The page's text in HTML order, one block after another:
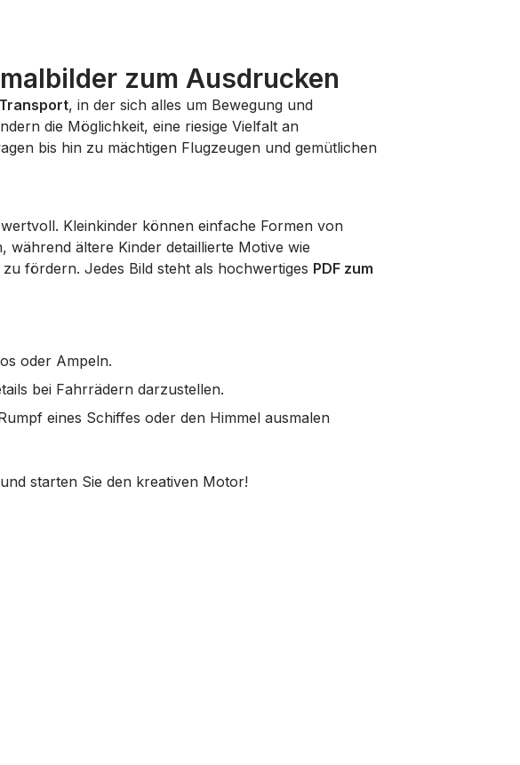
zum Ausdrucken
Transport, in der sich alles um Bewegung und
die Möglichkeit, eine riesige Vielfalt an
bis hin zu mächtigen Flugzeugen und gemütlichen
Kleinkinder können einfache Formen von
ältere Kinder detaillierte Motive wie
fördern. Jedes Bild steht als hochwertiges PDF zum
oder Ampeln.
bei Fahrrädern darzustellen.
eines Schiffes oder den Himmel ausmalen
starten Sie den kreativen Motor!